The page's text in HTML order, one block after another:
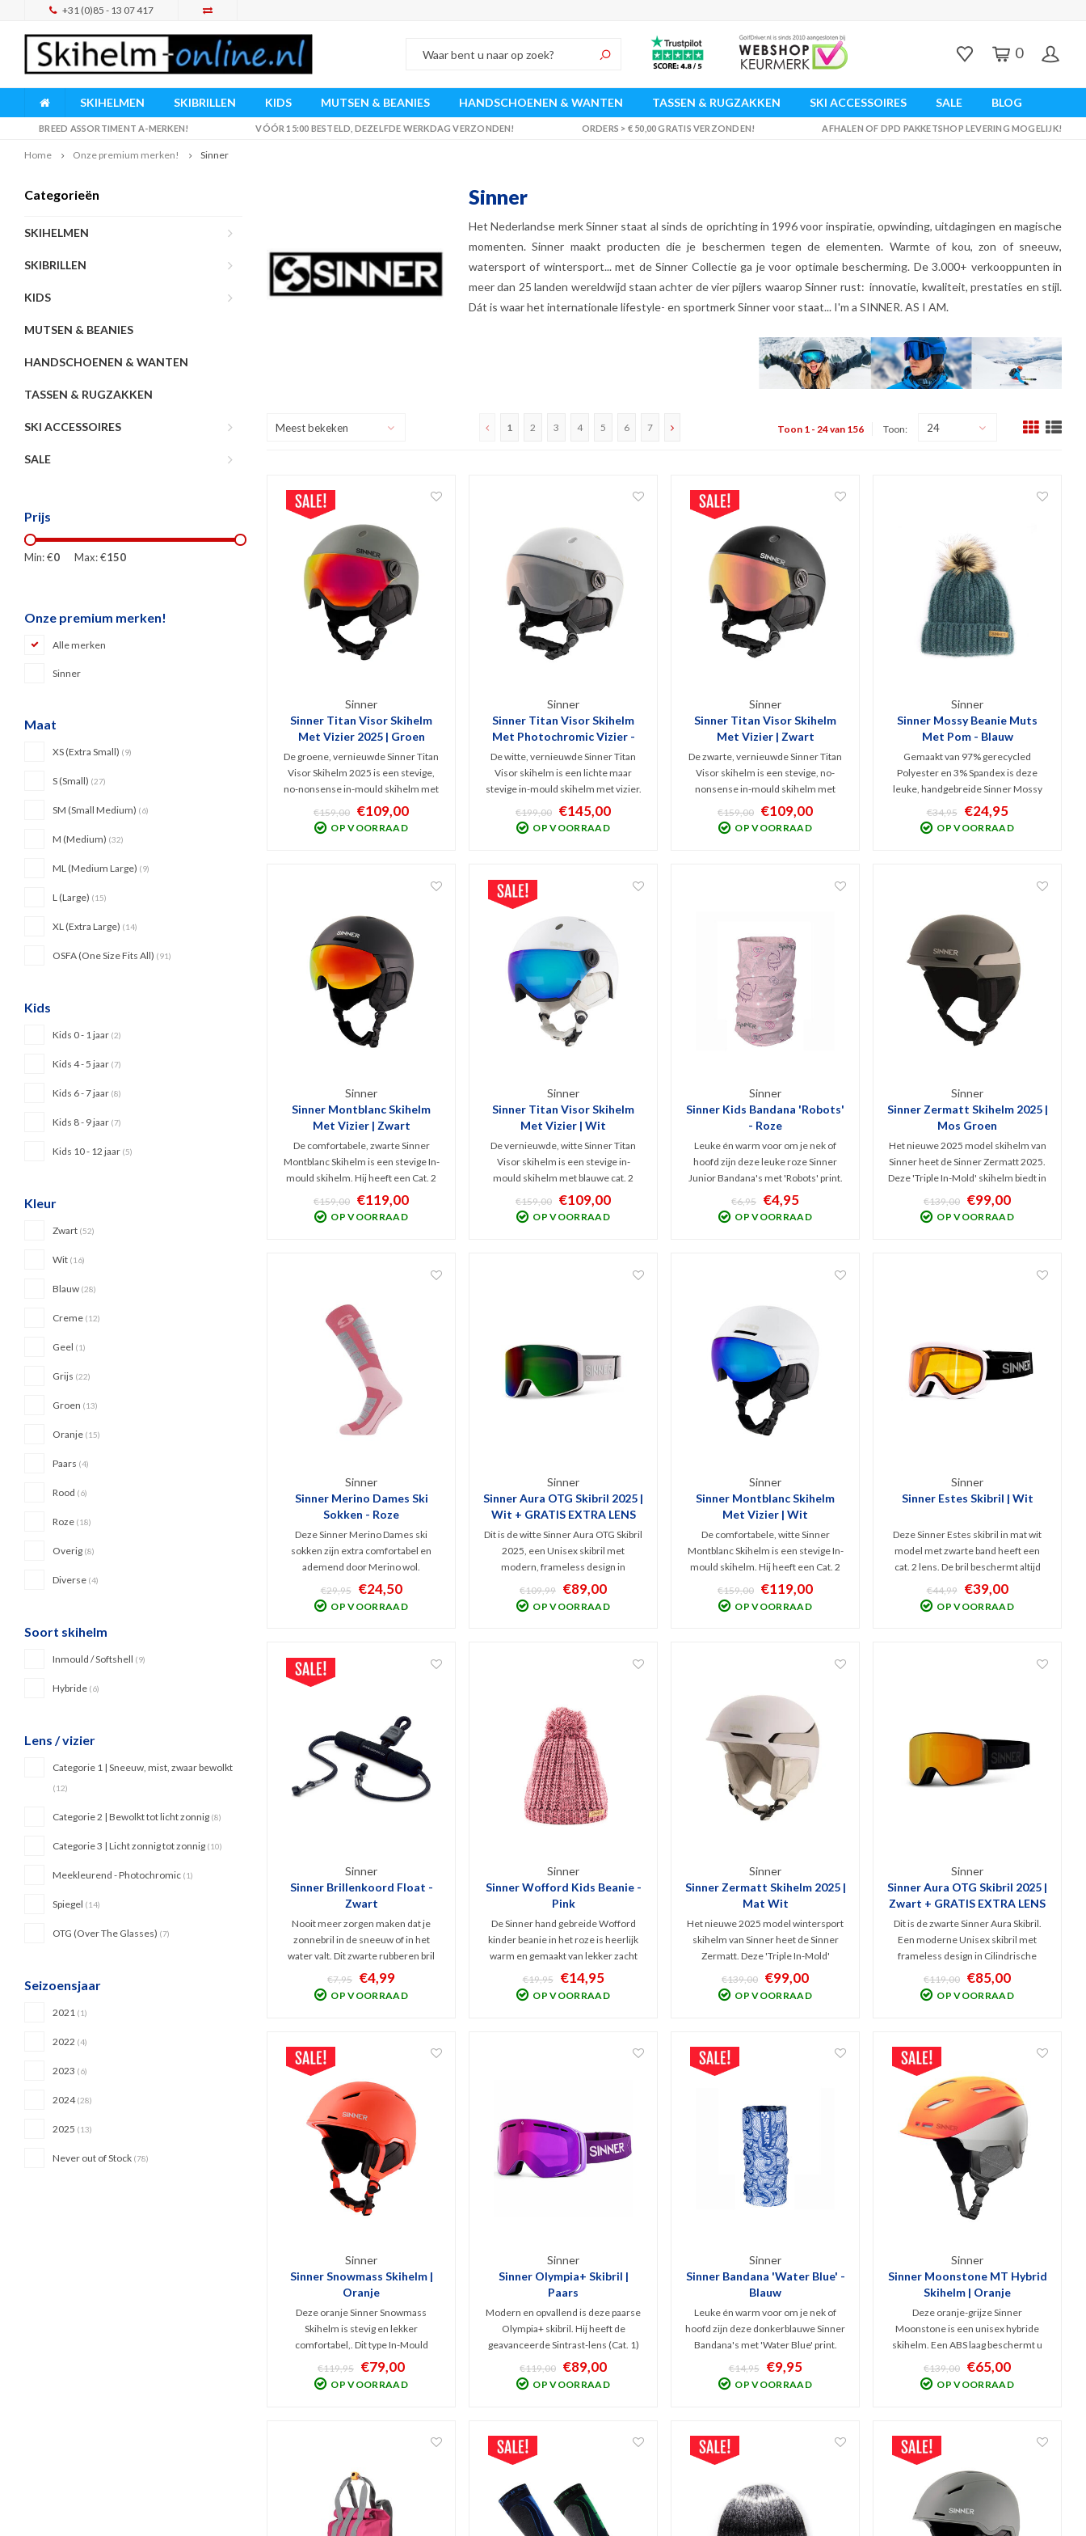
+31 (0)85 - 13 07 417
0
SKIHELMEN SKIBRILLEN KIDS MUTSEN & BEANIES HANDSCHOENEN & WANTEN TASSEN & RUGZAKKEN SKI ACCESSOIRES SALE BLOG
BREED ASSORTIMENT A-MERKEN! VÓÓR 15:00 BESTELD, DEZELFDE WERKDAG VERZONDEN! ORDERS > € 50,00 GRATIS VERZONDEN! AFHALEN OF DPD PAKKETSHOP LEVERING MOGELIJK!
Home Onze premium merken! Sinner
Categorieën
SKIHELMEN
SKIBRILLEN
KIDS
MUTSEN & BEANIES
HANDSCHOENEN & WANTEN
TASSEN & RUGZAKKEN
SKI ACCESSOIRES
SALE
Prijs
Min: €0 Max: €150
Onze premium merken!
Alle merken
Sinner
Maat
XS (Extra Small) (9)
S (Small) (27)
SM (Small Medium) (6)
M (Medium) (32)
ML (Medium Large) (9)
L (Large) (15)
XL (Extra Large) (14)
OSFA (One Size Fits All) (91)
Kids
Kids 0 - 1 jaar (2)
Kids 4 - 5 jaar (7)
Kids 6 - 7 jaar (8)
Kids 8 - 9 jaar (7)
Kids 10 - 12 jaar (5)
Kleur
Zwart (52)
Wit (16)
Blauw (28)
Creme (12)
Geel (1)
Grijs (22)
Groen (13)
Oranje (15)
Paars (4)
Rood (6)
Roze (18)
Overig (8)
Diverse (4)
Soort skihelm
Inmould / Softshell (9)
Hybride (6)
Lens / vizier
Categorie 1 | Sneeuw, mist, zwaar bewolkt
(12)
Categorie 2 | Bewolkt tot licht zonnig (8)
Categorie 3 | Licht zonnig tot zonnig (10)
Meekleurend - Photochromic (1)
Spiegel (14)
OTG (Over The Glasses) (7)
Seizoensjaar
2021 (1)
2022 (4)
2023 (6)
2024(28)
2025 (13)
Never out of Stock (78)
Sinner
Het Nederlandse merk Sinner staat al sinds de oprichting in 1996 voor inspiratie, opwinding, uitdagingen en magische
momenten. Sinner maakt producten die je beschermen tegen de elementen. Warmte of kou, zon of sneeuw,
watersport of wintersport... met de Sinner Collectie ga je voor optimale bescherming. De 3.000+ verkooppunten in
meer dan 25 landen wereldwijd staan achter de vier pijlers waarop Sinner rust: innovatie, kwaliteit, prestaties en stijl.
Dát is waar het internationale lifestyle- en sportmerk Sinner voor staat... I'm a SINNER. AS I AM.
Meest bekeken 1 2 3 4 5 6 7 Toon 1 - 24 van 156 Toon: 24
Sinner
Sinner Titan Visor Skihelm
Met Vizier 2025 | Groen
De groene, vernieuwde Sinner Titan
Visor Skihelm 2025 is een stevige,
no-nonsense in-mould skihelm met
rood getint cat.2 vizier.
Comfortabeler dan ooit en v.v. vizier,
beter verstelsysteem én beter
€159,00 €109,00
OP VOORRAAD
Sinner
Sinner Titan Visor Skihelm
Met Photochromic Vizier -
Wit
De witte, vernieuwde Sinner Titan
Visor skihelm is een lichte maar
stevige in-mould skihelm met vizier.
Comfortabeler dan ooit door het
oranje Photochromic vizier, beter
verstelsysteem én met beter
€199,00 €145,00
OP VOORRAAD
Sinner
Sinner Titan Visor Skihelm
Met Vizier | Zwart
De zwarte, vernieuwde Sinner Titan
Visor skihelm is een stevige, no-
nonsense in-mould skihelm met
rood cat.2 vizier. Comfortabeler dan
ooit en v.v. vizier, beter
verstelsysteem én beter
€159,00 €109,00
OP VOORRAAD
Sinner
Sinner Mossy Beanie Muts
Met Pom - Blauw
Gemaakt van 97% gerecycled
Polyester en 3% Spandex is deze
leuke, handgebreide Sinner Mossy
beanie muts met bolvormige Pom
Pom. Lekker warm en verkrijgbaar in
verschillende kleuren. Dit is de
€34,95 €24,95
OP VOORRAAD
Sinner
Sinner Montblanc Skihelm
Met Vizier | Zwart
De comfortabele, zwarte Sinner
Montblanc Skihelm is een stevige In-
mould skihelm. Hij heeft een Cat. 2
spiegelvizier dat niet OP maar IN de
helm ligt. Hierdoor is er geen
vervelende luchtstroom! Goed
€159,00 €119,00
OP VOORRAAD
Sinner
Sinner Titan Visor Skihelm
Met Vizier | Wit
De vernieuwde, witte Sinner Titan
Visor skihelm is een stevige in-
mould skihelm met blauwe cat. 2
spiegelvizier. Comfortabeler dan ooit
en v.v. vizier, beter verstelsysteem én
beter ventilatiesysteem. Stoffen
€159,00 €109,00
OP VOORRAAD
Sinner
Sinner Kids Bandana 'Robots'
- Roze
Leuke én warm voor om je nek of
hoofd zijn deze leuke roze Sinner
Junior Bandana's met 'Robots' print.
Ook zonder fleece-deel eraan
voorkomt deze bandana een koude
luchtstroom langs je nek én is hij fraai
€6,95 €4,95
OP VOORRAAD
Sinner
Sinner Zermatt Skihelm 2025 |
Mos Groen
Het nieuwe 2025 model skihelm van
Sinner heet de Sinner Zermatt 2025.
Deze 'Triple In-Mold' skihelm biedt in
de lichtgewicht klasse opvallend veel
bescherming. Het chique ontwerp
met 3D oorkussens en fijne
€139,00 €99,00
OP VOORRAAD
Sinner
Sinner Merino Dames Ski
Sokken - Roze
Deze Sinner Merino Dames ski
sokken zijn extra comfortabel en
ademend door Merino wol.
Maximaal ski- en snowboardcomfort
door anatomische gevormde linker
en rechter sok. Verstevigde hiel,
€29,95 €24,50
OP VOORRAAD
Sinner
Sinner Aura OTG Skibril 2025 |
Wit + GRATIS EXTRA LENS
Dit is de witte Sinner Aura OTG Skibril
2025, een Unisex skibril met
modern, frameless design in
Cilindrische vorm. Met het
magnetische lenswisselsysteem kun
je, bij omslag van het weer, snel van
€109,99 €89,00
OP VOORRAAD
Sinner
Sinner Montblanc Skihelm
Met Vizier | Wit
De comfortabele, witte Sinner
Montblanc Skihelm is een stevige In-
mould skihelm. Hij heeft een Cat. 2
spiegelvizier dat niet OP maar IN de
helm ligt. Hierdoor is er geen
vervelende luchtstroom! Goed
€159,00 €119,00
OP VOORRAAD
Sinner
Sinner Estes Skibril | Wit
Deze Sinner Estes skibril in mat wit
model met zwarte band heeft een
cat. 2 lens. De bril beschermt altijd
maar is op zijn best bij bewolkt tot
licht zonnig weer. Door de Anti Fog
coating kan de lens niet beslaan, de
€44,99 €39,00
OP VOORRAAD
Sinner
Sinner Brillenkoord Float -
Zwart
Nooit meer zorgen maken dat je
zonnebril in de sneeuw of in het
water valt. Dit zwarte rubberen bril
koordje van Sinner kan goed tegen
vocht en blijft drijven . Met rubberen
gesp om de lengte naar wens te
€7,95 €4,99
OP VOORRAAD
Sinner
Sinner Wofford Kids Beanie -
Pink
De Sinner hand gebreide Wofford
kinder beanie in het roze is heerlijk
warm en gemaakt van lekker zacht
Acryl. De binnenkant van deze beanie
is v.v. een warme fleece voering. PU
€19,95 €14,95
OP VOORRAAD
Sinner
Sinner Zermatt Skihelm 2025 |
Mat Wit
Het nieuwe 2025 model wintersport
skihelm van Sinner heet de Sinner
Zermatt. Deze 'Triple In-Mold'
skihelm biedt in de lichtgewicht
klasse veel bescherming. Dit witte,
chique model met 3D oorkussens en
€139,00 €99,00
OP VOORRAAD
Sinner
Sinner Aura OTG Skibril 2025 |
Zwart + GRATIS EXTRA LENS
Dit is de zwarte Sinner Aura Skibril.
Een moderne Unisex skibril met
frameless design in Cilindrische
vorm. Met het handige, magnetische
lenswisselsysteem kun je, bij omslag
van het weer, snel van lens wisselen.
€119,00 €85,00
OP VOORRAAD
Sinner
Sinner Snowmass Skihelm |
Oranje
Deze oranje Sinner Snowmass
Skihelm is stevig en lekker
comfortabel,. Dit type In-Mould
sneeuwhelm biedt wintersporters
prima bescherming en is goed
verstelbaar en v.v. uitneembaar
€119,95 €79,00
OP VOORRAAD
Sinner
Sinner Olympia+ Skibril |
Paars
Modern en opvallend is deze paarse
Olympia+ skibril. Hij heeft de
geavanceerde Sintrast-lens (Cat. 1)
lens die slecht blauw licht en UV eruit
filtert. Deze goggles biedt een
extreem hoog contrast en
€119,00 €89,00
OP VOORRAAD
Sinner
Sinner Bandana 'Water Blue' -
Blauw
Leuke én warm voor om je nek of
hoofd zijn deze donkerblauwe Sinner
Bandana's met 'Water Blue' print.
Ook zonder fleece-deel eraan
voorkomt deze bandana een
koudelucht stroom langs je nek én is
€14,95 €9,95
OP VOORRAAD
Sinner
Sinner Moonstone MT Hybrid
Skihelm | Oranje
Deze oranje-grijze Sinner
Moonstone is een unisex hybride
skihelm. Een ABS laag beschermt u
niet alleen tegen vallen maar ook
tegen stoten / impact van harde
voorwerpen. Stevig, comfortabel en
€139,00 €65,00
OP VOORRAAD